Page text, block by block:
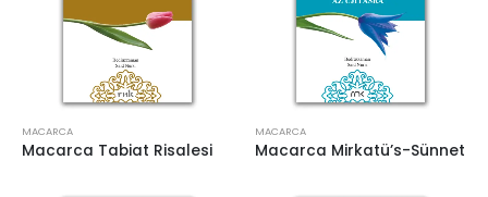
MACARCA
Macarca Tabiat Risalesi
MACARCA
Macarca Mirkatü’s-Sünnet